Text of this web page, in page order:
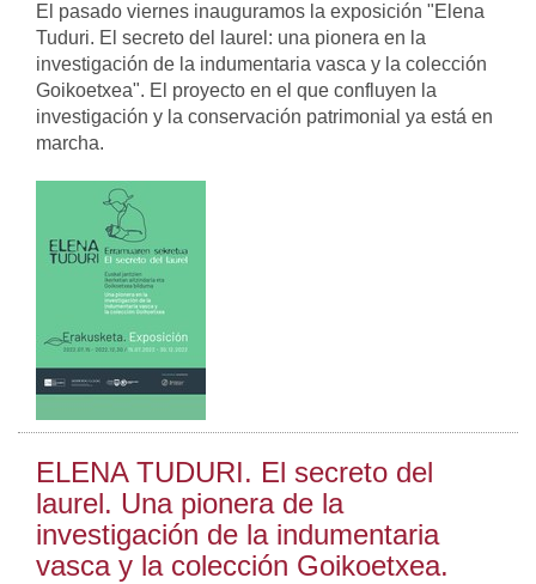
El pasado viernes inauguramos la exposición "Elena
Tuduri. El secreto del laurel: una pionera en la
investigación de la indumentaria vasca y la colección
Goikoetxea". El proyecto en el que confluyen la
investigación y la conservación patrimonial ya está en
marcha.
ELENA TUDURI. El secreto del
laurel. Una pionera de la
investigación de la indumentaria
vasca y la colección Goikoetxea.